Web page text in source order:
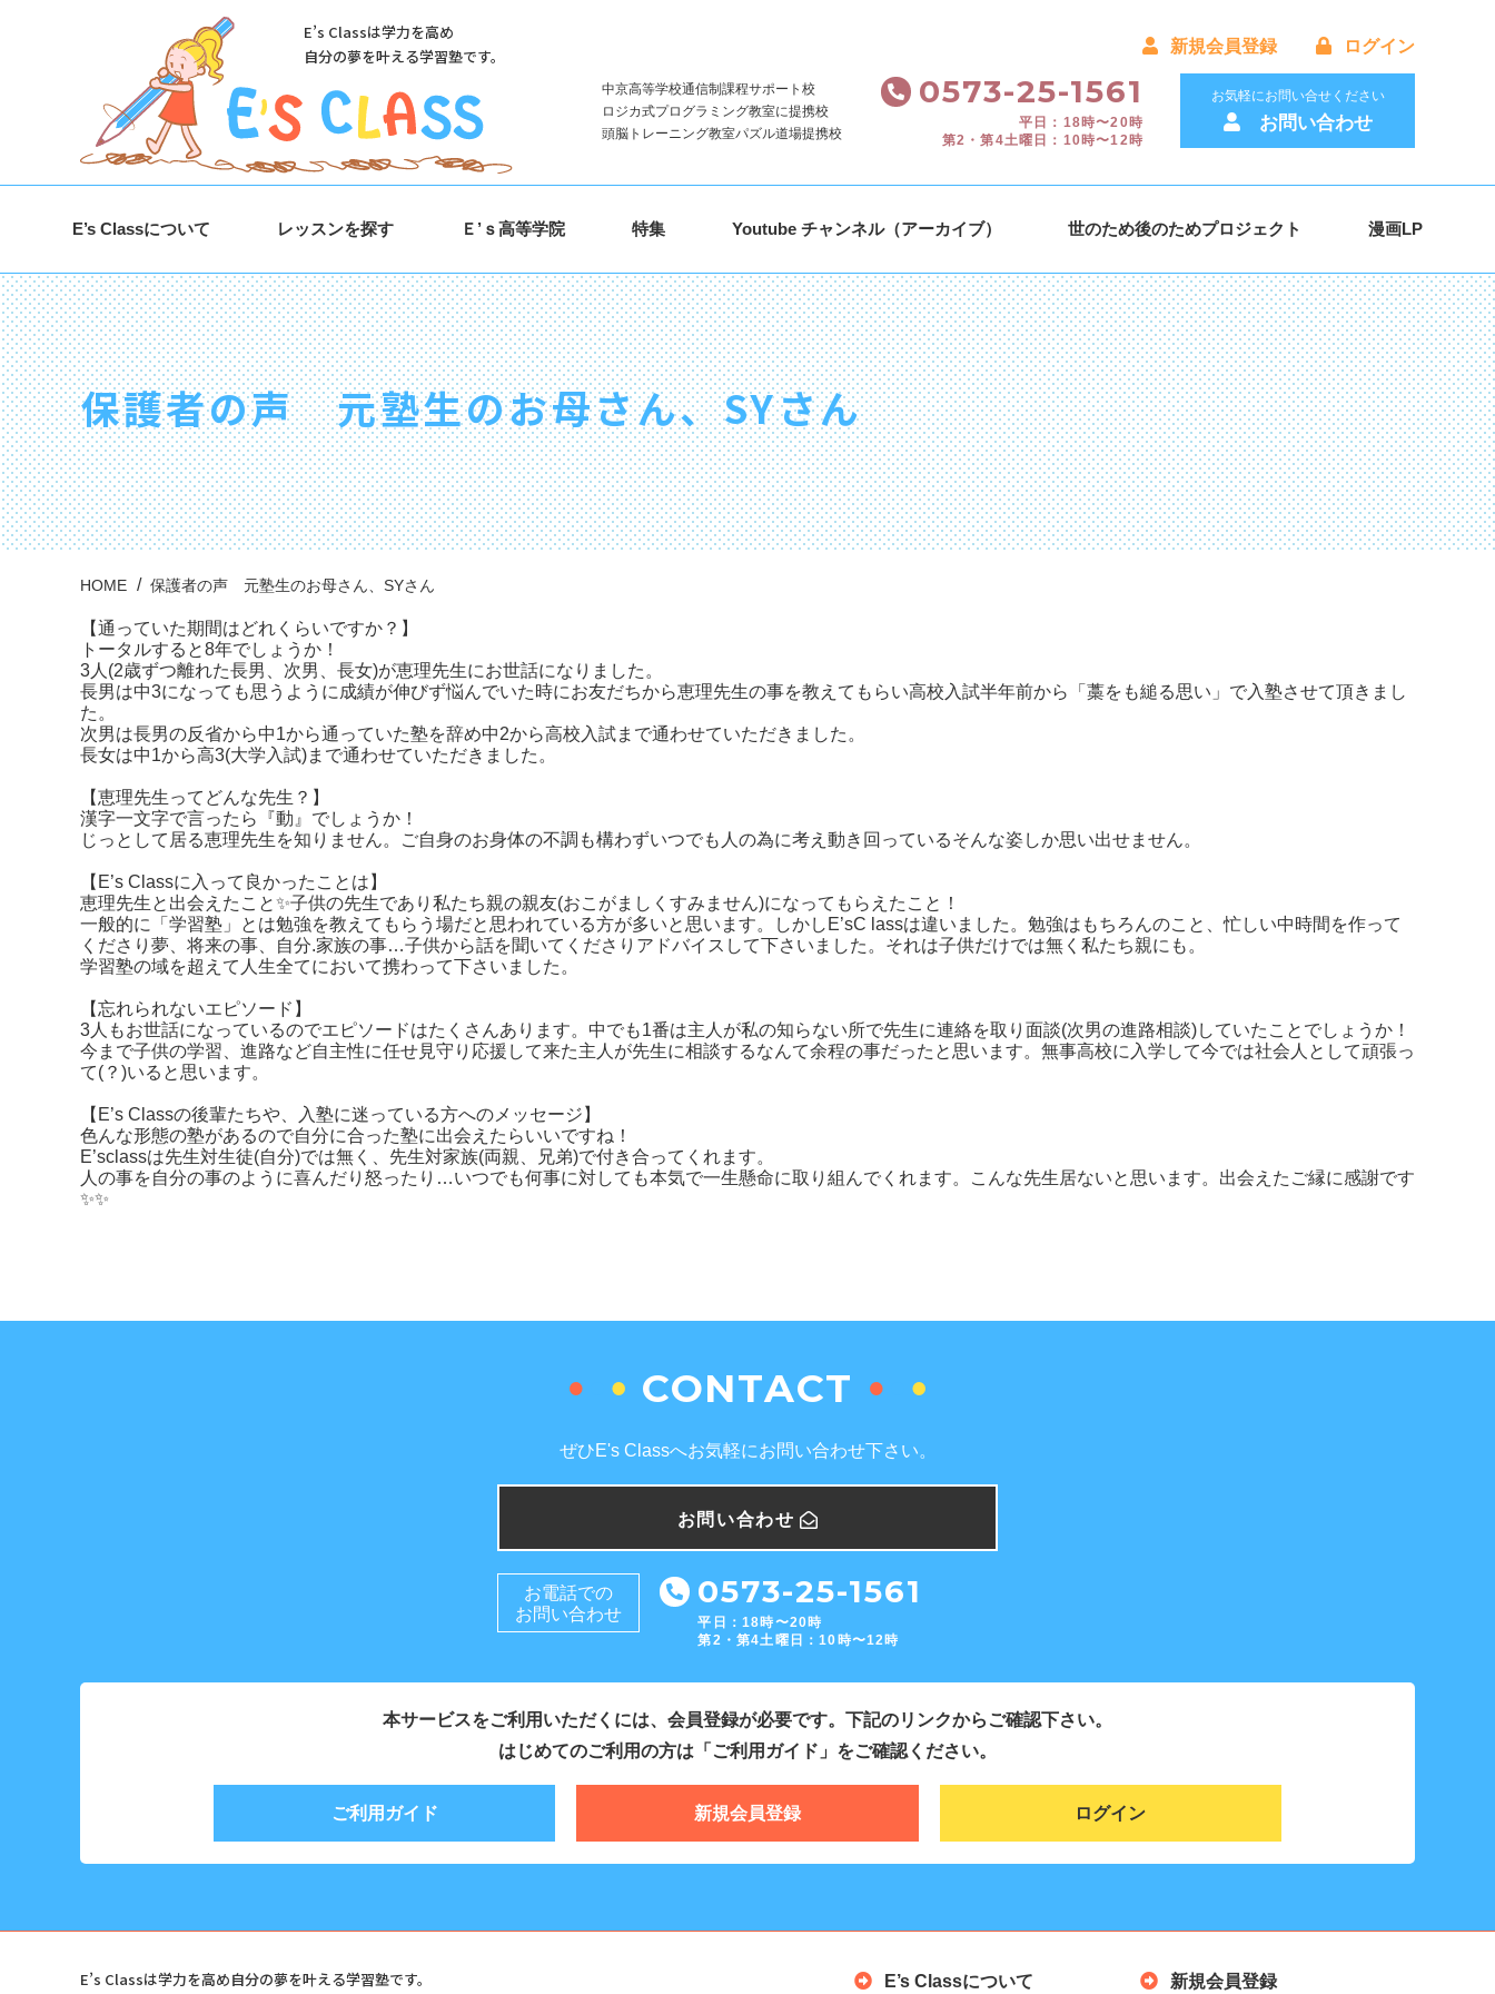
E’s Classは学力を高め
自分の夢を叶える学習塾です。
新規会員登録 ログイン
中京高等学校通信制課程サポート校
ロジカ式プログラミング教室に提携校
頭脳トレーニング教室パズル道場提携校
0573-25-1561
平日：18時〜20時
第2・第4土曜日：10時〜12時
お気軽にお問い合せください
お問い合わせ
E’s Classについて レッスンを探す Ｅ’ｓ高等学院 特集 Youtube チャンネル（アーカイブ） 世のため後のためプロジェクト 漫画LP
保護者の声 元塾生のお母さん、SYさん
HOME 保護者の声 元塾生のお母さん、SYさん
【通っていた期間はどれくらいですか？】
トータルすると8年でしょうか！
3人(2歳ずつ離れた長男、次男、長女)が恵理先生にお世話になりました。
長男は中3になっても思うように成績が伸びず悩んでいた時にお友だちから恵理先生の事を教えてもらい高校入試半年前から「藁をも縋る思い」で入塾させて頂きまし
た。
次男は長男の反省から中1から通っていた塾を辞め中2から高校入試まで通わせていただきました。
長女は中1から高3(大学入試)まで通わせていただきました。
【恵理先生ってどんな先生？】
漢字一文字で言ったら『動』でしょうか！
じっとして居る恵理先生を知りません。ご自身のお身体の不調も構わずいつでも人の為に考え動き回っているそんな姿しか思い出せません。
【E’s Classに入って良かったことは】
恵理先生と出会えたこと✨子供の先生であり私たち親の親友(おこがましくすみません)になってもらえたこと！
一般的に「学習塾」とは勉強を教えてもらう場だと思われている方が多いと思います。しかしE’sC lassは違いました。勉強はもちろんのこと、忙しい中時間を作って
くださり夢、将来の事、自分.家族の事…子供から話を聞いてくださりアドバイスして下さいました。それは子供だけでは無く私たち親にも。
学習塾の域を超えて人生全てにおいて携わって下さいました。
【忘れられないエピソード】
3人もお世話になっているのでエピソードはたくさんあります。中でも1番は主人が私の知らない所で先生に連絡を取り面談(次男の進路相談)していたことでしょうか！
今まで子供の学習、進路など自主性に任せ見守り応援して来た主人が先生に相談するなんて余程の事だったと思います。無事高校に入学して今では社会人として頑張っ
て(？)いると思います。
【E’s Classの後輩たちや、入塾に迷っている方へのメッセージ】
色んな形態の塾があるので自分に合った塾に出会えたらいいですね！
E’sclassは先生対生徒(自分)では無く、先生対家族(両親、兄弟)で付き合ってくれます。
人の事を自分の事のように喜んだり怒ったり…いつでも何事に対しても本気で一生懸命に取り組んでくれます。こんな先生居ないと思います。出会えたご縁に感謝です
✨✨
CONTACT
ぜひE's Classへお気軽にお問い合わせ下さい。
お問い合わせ
お電話での
お問い合わせ
0573-25-1561
平日：18時〜20時
第2・第4土曜日：10時〜12時
本サービスをご利用いただくには、会員登録が必要です。下記のリンクからご確認下さい。
はじめてのご利用の方は「ご利用ガイド」をご確認ください。
ご利用ガイド 新規会員登録 ログイン
E’s Classは学力を高め自分の夢を叶える学習塾です。 E’s Classについて 新規会員登録